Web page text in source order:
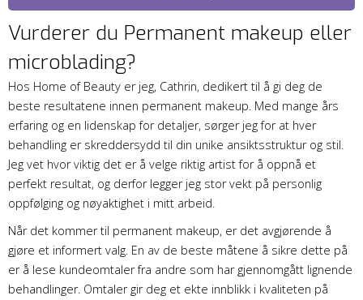
Vurderer du Permanent makeup eller
microblading?
Hos Home of Beauty er jeg, Cathrin, dedikert til å gi deg de
beste resultatene innen permanent makeup. Med mange års
erfaring og en lidenskap for detaljer, sørger jeg for at hver
behandling er skreddersydd til din unike ansiktsstruktur og stil.
Jeg vet hvor viktig det er å velge riktig artist for å oppnå et
perfekt resultat, og derfor legger jeg stor vekt på personlig
oppfølging og nøyaktighet i mitt arbeid.
Når det kommer til permanent makeup, er det avgjørende å
gjøre et informert valg. En av de beste måtene å sikre dette på
er å lese kundeomtaler fra andre som har gjennomgått lignende
behandlinger. Omtaler gir deg et ekte innblikk i kvaliteten på